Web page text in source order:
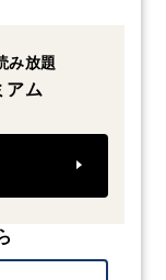
み放題
アム